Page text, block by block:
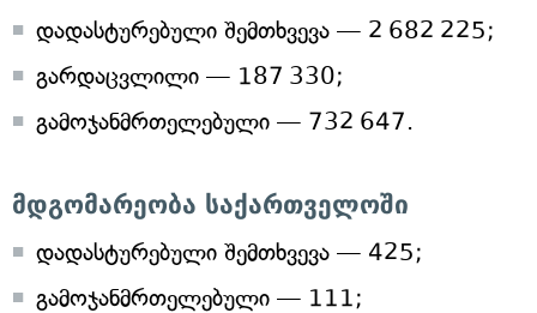
დადასტურებული შემთხვევა — 2 682 225;
გარდაცვლილი — 187 330;
გამოჯანმრთელებული — 732 647.
მდგომარეობა საქართველოში
დადასტურებული შემთხვევა — 425;
გამოჯანმრთელებული — 111;